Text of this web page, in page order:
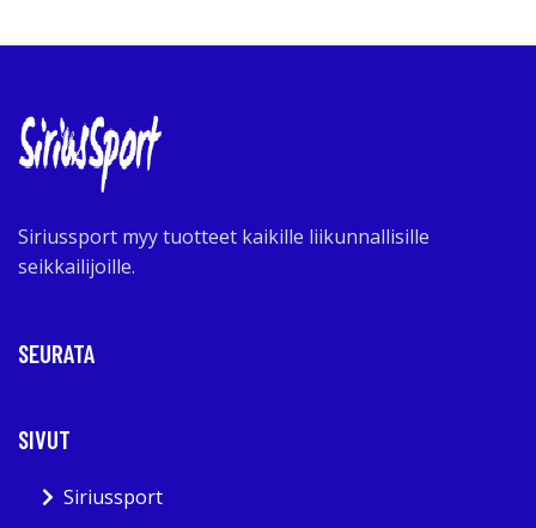
Siriussport myy tuotteet kaikille liikunnallisille
seikkailijoille.
SEURATA
SIVUT
Siriussport